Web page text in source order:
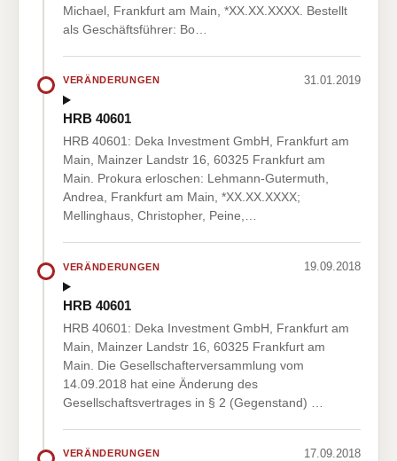
Michael, Frankfurt am Main, *XX.XX.XXXX. Bestellt
als Geschäftsführer: Bo…
VERÄNDERUNGEN 31.01.2019
HRB 40601
HRB 40601: Deka Investment GmbH, Frankfurt am
Main, Mainzer Landstr 16, 60325 Frankfurt am
Main. Prokura erloschen: Lehmann-Gutermuth,
Andrea, Frankfurt am Main, *XX.XX.XXXX;
Mellinghaus, Christopher, Peine,…
VERÄNDERUNGEN 19.09.2018
HRB 40601
HRB 40601: Deka Investment GmbH, Frankfurt am
Main, Mainzer Landstr 16, 60325 Frankfurt am
Main. Die Gesellschafterversammlung vom
14.09.2018 hat eine Änderung des
Gesellschaftsvertrages in § 2 (Gegenstand) …
VERÄNDERUNGEN 17.09.2018